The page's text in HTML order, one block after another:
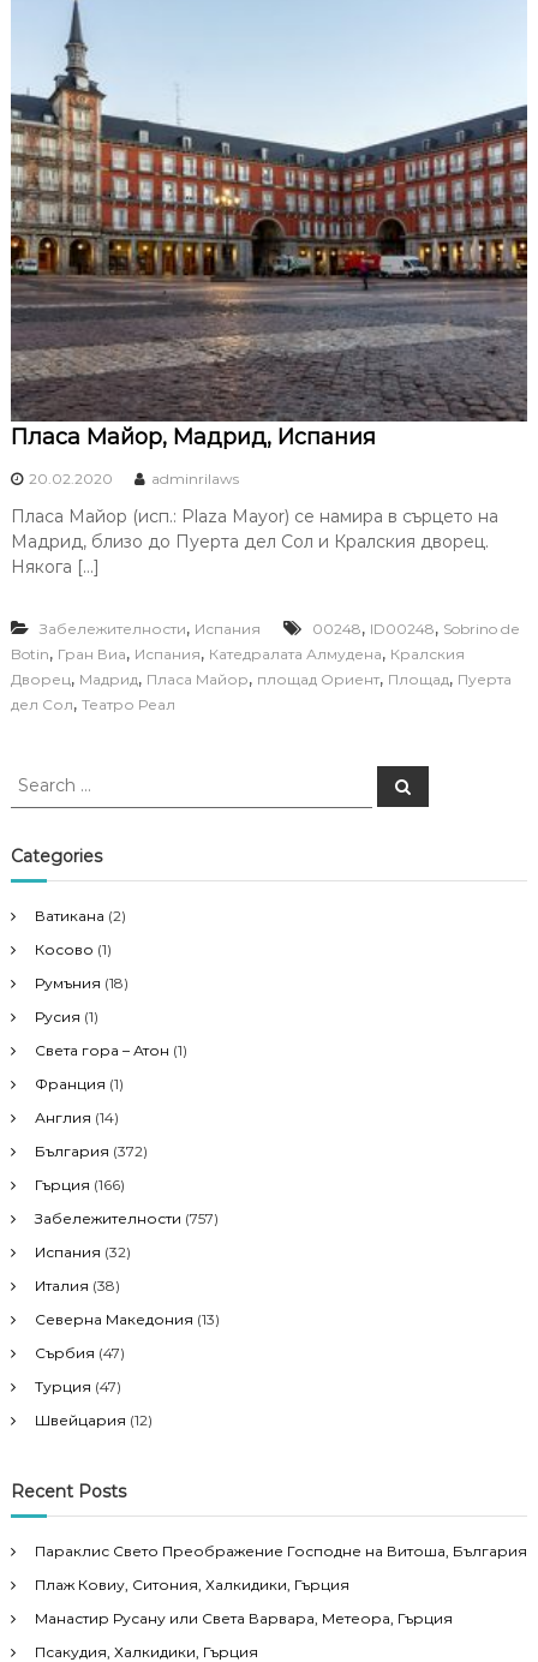
Пласа Майор, Мадрид, Испания
20.02.2020 adminrilaws
Пласа Майор (исп.: Plaza Mayor) се намира в сърцето на
Мадрид, близо до Пуерта дел Сол и Кралския дворец.
Някога […]
Забележителности, Испания 00248, ID00248, Sobrino de
Botin, Гран Виа, Испания, Катедралата Алмудена, Кралския
Дворец, Мадрид, Пласа Майор, площад Ориент, Площад, Пуерта
дел Сол, Театро Реал
S
r
c
f
o
r
S
e
Categories
Ватикана (2)
Косово (1)
Румъния (18)
Русия (1)
Света гора – Атон (1)
Франция (1)
Англия (14)
България (372)
Гърция (166)
Забележителности (757)
Испания (32)
Италия (38)
Северна Македония (13)
Сърбия (47)
Турция (47)
Швейцария (12)
Recent Posts
Параклис Свето Преображение Господне на Витоша, България
Плаж Ковиу, Ситония, Халкидики, Гърция
Манастир Русану или Света Варвара, Метеора, Гърция
Псакудия, Халкидики, Гърция